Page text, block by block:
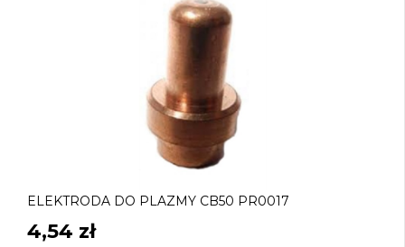
ELEKTRODA DO PLAZMY CB50 PR0017
4,54 zł